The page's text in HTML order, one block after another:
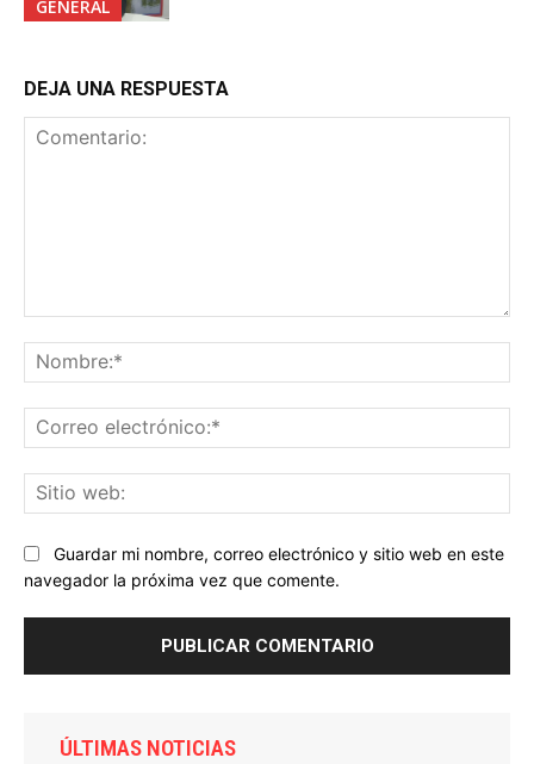
GENERAL
DEJA UNA RESPUESTA
Guardar mi nombre, correo electrónico y sitio web en este
navegador la próxima vez que comente.
ÚLTIMAS NOTICIAS